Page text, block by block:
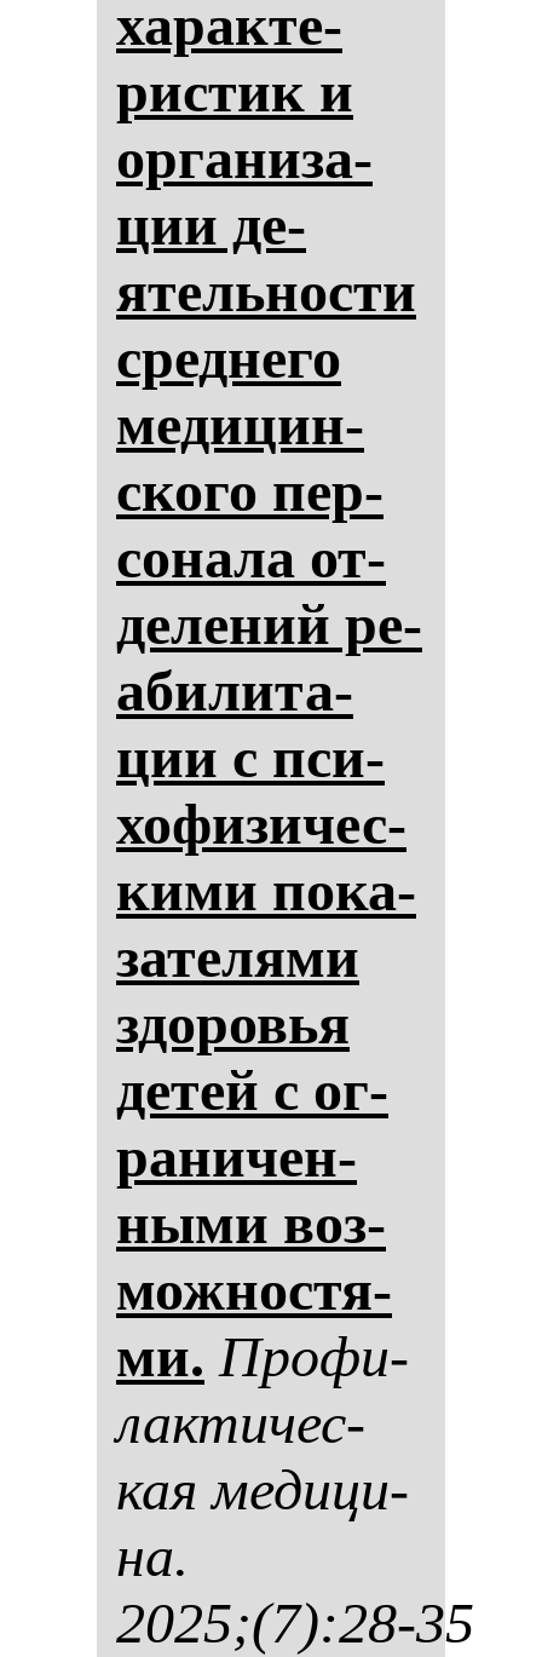
ха­рак­те­
рис­тик и
ор­га­ни­за­
ции де­
ятель­нос­ти
сред­не­го
ме­ди­цин­
ско­го пер­
со­на­ла от­
де­ле­ний ре­
аби­ли­та­
ции с пси­
хо­фи­зи­чес­
ки­ми по­ка­
за­те­ля­ми
здо­ровья
де­тей с ог­
ра­ни­чен­
ны­ми воз­
мож­нос­тя­
ми. Про­фи­
лак­ти­чес­
кая ме­ди­ци­
на.
2025;(7):28-35